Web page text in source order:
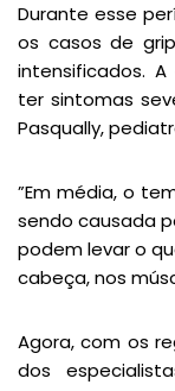
Durante esse
os casos de
intensificados.
ter sintomas
Pasqually,
”Em média, o
sendo causada
podem levar o
cabeça, nos
Agora, com os
dos